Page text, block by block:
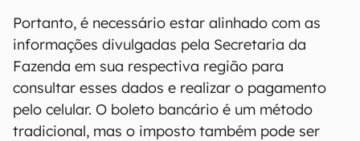
Portanto, é necessário estar alinhado com as
informações divulgadas pela Secretaria da
Fazenda em sua respectiva região para
consultar esses dados e realizar o pagamento
pelo celular. O boleto bancário é um método
tradicional, mas o imposto também pode ser